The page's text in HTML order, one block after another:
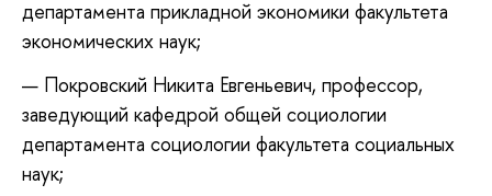
департамента прикладной экономики факультета
экономических наук;
Покровский Никита Евгеньевич, профессор,
заведующий кафедрой общей социологии
департамента социологии факультета социальных
наук;